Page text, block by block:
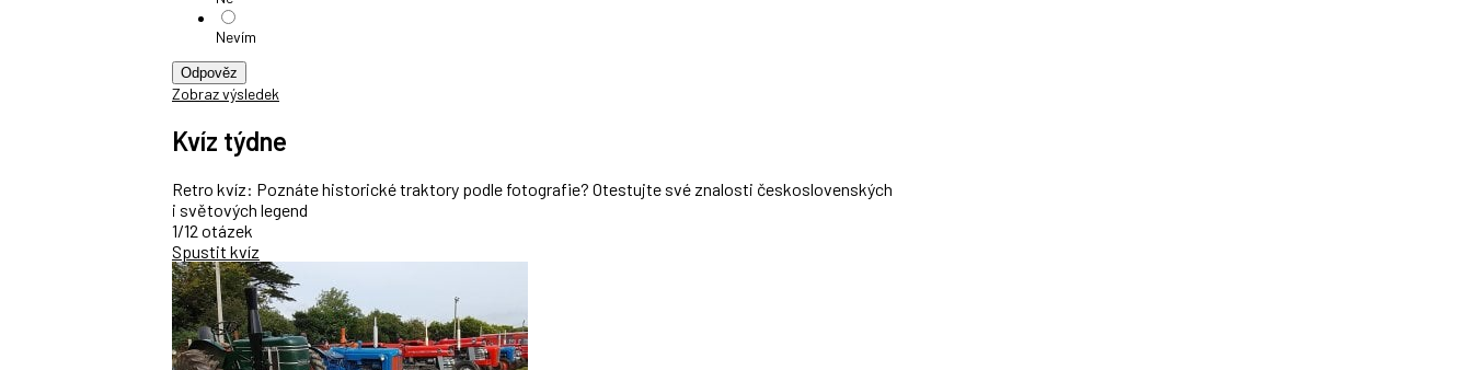
Nevím
Odpověz
Zobraz výsledek
Kvíz týdne
Retro kvíz: Poznáte historické traktory podle fotografie? Otestujte své znalosti československých
i světových legend
1/12 otázek
Spustit kvíz